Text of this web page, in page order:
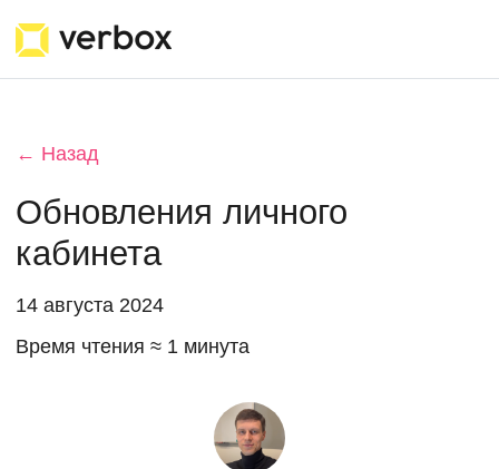
← Назад
Обновления личного
кабинета
14 августа 2024
Время чтения ≈ 1 минута